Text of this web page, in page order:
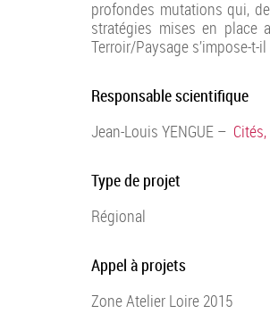
profondes mutations qui,
stratégies mises en place
Terroir/Paysage s’impose-t-
Responsable scientifique
Jean-Louis YENGUE –
Type de projet
Régional
Appel à projets
Zone Atelier Loire 2015